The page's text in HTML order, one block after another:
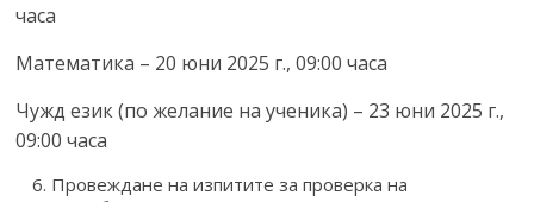
часа
Математика – 20 юни 2025 г., 09:00 часа
Чужд език (по желание на ученика) – 23 юни 2025 г.,
09:00 часа
Провеждане на изпитите за проверка на